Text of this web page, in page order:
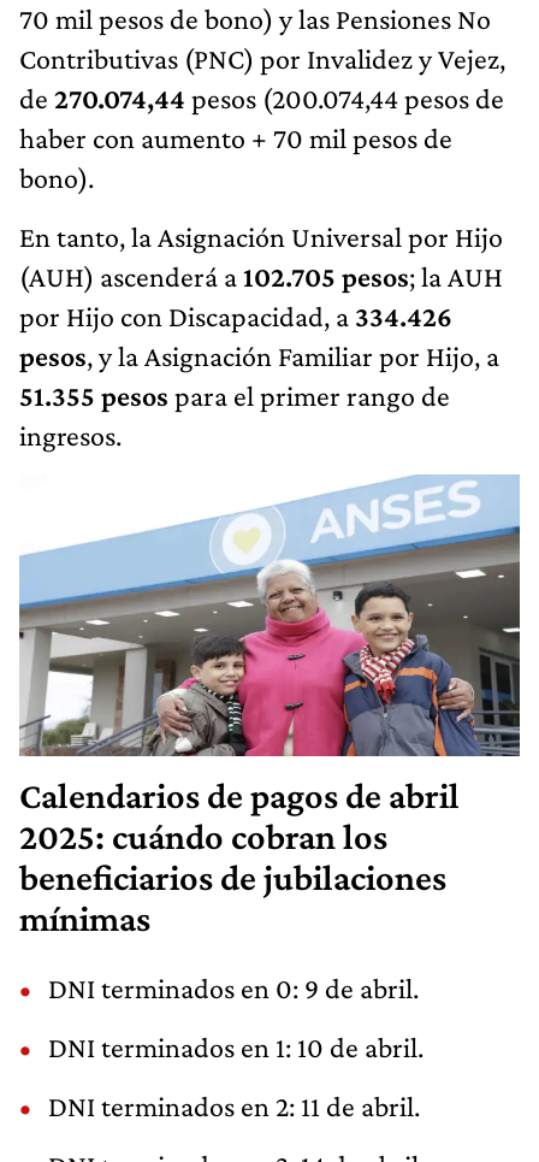
70 mil pesos de bono) y las Pensiones No
Contributivas (PNC) por Invalidez y Vejez,
de 270.074,44 pesos (200.074,44 pesos de
haber con aumento + 70 mil pesos de
bono).
En tanto, la Asignación Universal por Hijo
(AUH) ascenderá a102.705 pesos; la AUH
por Hijo con Discapacidad, a 334.426
pesos, y la Asignación Familiar por Hijo, a
51.355 pesos para el primer rango de
ingresos.
Calendarios de pagos de abril
2025: cuándo cobran los
beneficiarios de jubilaciones
mínimas
DNI terminados en 0: 9 de abril.
DNI terminados en 1: 10 de abril.
DNI terminados en 2: 11 de abril.